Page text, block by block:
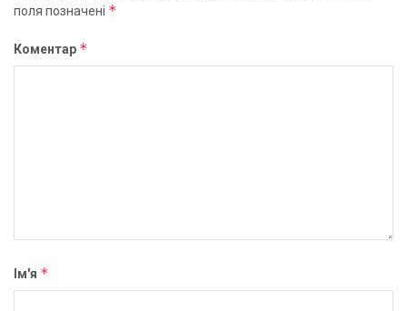
поля позначені *
Коментар *
Ім'я *